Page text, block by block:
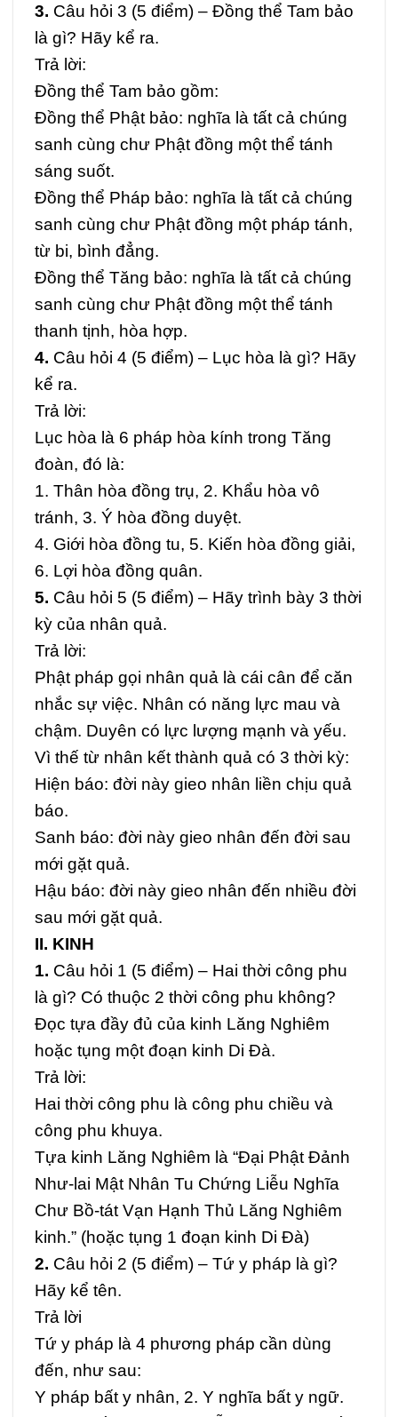
3. Câu hỏi 3 (5 điểm) – Đồng thể Tam bảo
là gì? Hãy kể ra.
Trả lời:
Đồng thể Tam bảo gồm:
Đồng thể Phật bảo: nghĩa là tất cả chúng
sanh cùng chư Phật đồng một thể tánh
sáng suốt.
Đồng thể Pháp bảo: nghĩa là tất cả chúng
sanh cùng chư Phật đồng một pháp tánh,
từ bi, bình đẳng.
Đồng thể Tăng bảo: nghĩa là tất cả chúng
sanh cùng chư Phật đồng một thể tánh
thanh tịnh, hòa hợp.
4. Câu hỏi 4 (5 điểm) – Lục hòa là gì? Hãy
kể ra.
Trả lời:
Lục hòa là 6 pháp hòa kính trong Tăng
đoàn, đó là:
1. Thân hòa đồng trụ, 2. Khẩu hòa vô
tránh, 3. Ý hòa đồng duyệt.
4. Giới hòa đồng tu, 5. Kiến hòa đồng giải,
6. Lợi hòa đồng quân.
5. Câu hỏi 5 (5 điểm) – Hãy trình bày 3 thời
kỳ của nhân quả.
Trả lời:
Phật pháp gọi nhân quả là cái cân để căn
nhắc sự việc. Nhân có năng lực mau và
chậm. Duyên có lực lượng mạnh và yếu.
Vì thế từ nhân kết thành quả có 3 thời kỳ:
Hiện báo: đời này gieo nhân liền chịu quả
báo.
Sanh báo: đời này gieo nhân đến đời sau
mới gặt quả.
Hậu báo: đời này gieo nhân đến nhiều đời
sau mới gặt quả.
II. KINH
1. Câu hỏi 1 (5 điểm) – Hai thời công phu
là gì? Có thuộc 2 thời công phu không?
Đọc tựa đầy đủ của kinh Lăng Nghiêm
hoặc tụng một đoạn kinh Di Đà.
Trả lời:
Hai thời công phu là công phu chiều và
công phu khuya.
Tựa kinh Lăng Nghiêm là “Đại Phật Đảnh
Như-lai Mật Nhân Tu Chứng Liễu Nghĩa
Chư Bồ-tát Vạn Hạnh Thủ Lăng Nghiêm
kinh.” (hoặc tụng 1 đoạn kinh Di Đà)
2. Câu hỏi 2 (5 điểm) – Tứ y pháp là gì?
Hãy kể tên.
Trả lời
Tứ y pháp là 4 phương pháp cần dùng
đến, như sau:
Y pháp bất y nhân, 2. Y nghĩa bất y ngữ.